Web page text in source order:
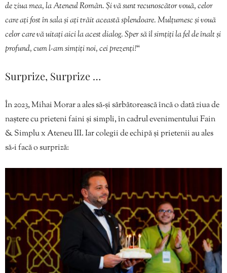
de ziua mea, la Ateneul Român. Și vă sunt recunoscător vouă, celor
care ați fost în sala și ați trăit această splendoare. Mulțumesc și vouă
celor care vă uitați aici la acest dialog. Sper să îl simțiți la fel de înalt și
profund, cum l-am simțiți noi, cei prezenți!“
Surprize, Surprize …
În 2023, Mihai Morar a ales să-și sărbătorească încă o dată ziua de
naștere cu prieteni faini și simpli, în cadrul evenimentului Fain
& Simplu x Ateneu III. Iar colegii de echipă și prietenii au ales
să-i facă o surpriză: